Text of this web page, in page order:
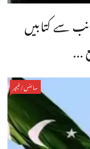
سے کتابیں
...
سائنس/فیچر